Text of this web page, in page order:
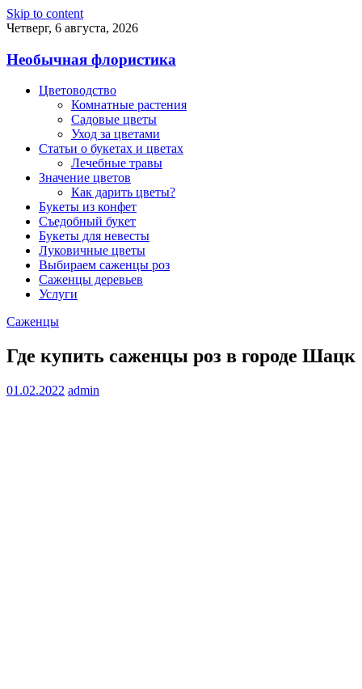
Skip to content
Четверг, 6 августа, 2026
Необычная флористика
Цветоводство
Комнатные растения
Садовые цветы
Уход за цветами
Статьи о букетах и цветах
Лечебные травы
Значение цветов
Как дарить цветы?
Букеты из конфет
Съедобный букет
Букеты для невесты
Луковичные цветы
Выбираем саженцы роз
Саженцы деревьев
Услуги
Саженцы
Где купить саженцы роз в городе Шацк
01.02.2022 admin